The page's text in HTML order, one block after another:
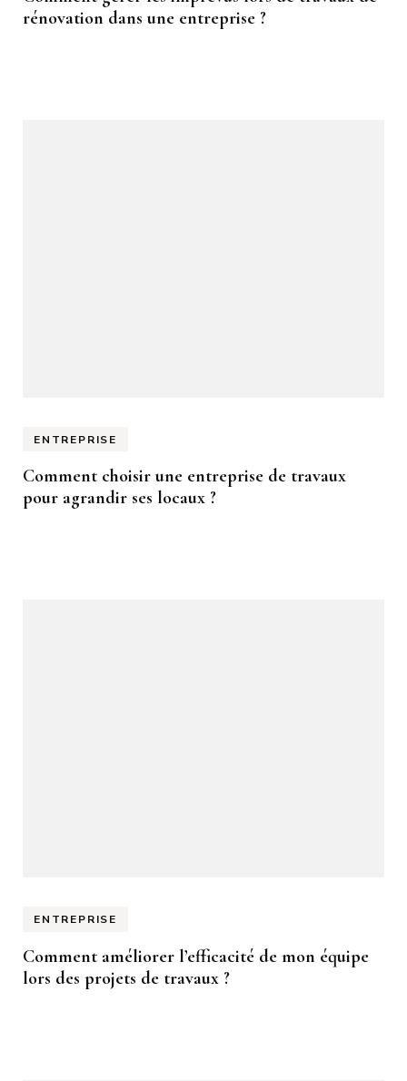
rénovation dans une entreprise ?
ENTREPRISE
Comment choisir une entreprise de travaux
pour agrandir ses locaux ?
ENTREPRISE
Comment améliorer l’efficacité de mon équipe
lors des projets de travaux ?